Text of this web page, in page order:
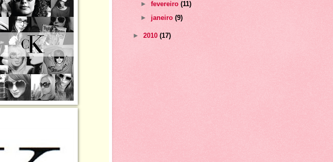
►fevereiro(11)
► janeiro(9)
► 2010 (17)